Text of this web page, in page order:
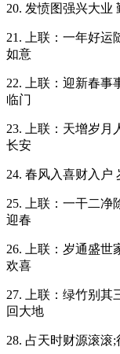
20. 发愤图强兴大业
21. 上联：一年好运
如意
22. 上联：迎新春事
临门
23. 上联：天增岁月
长安
24. 春风入喜财入户
25. 上联：一干二净
迎春
26. 上联：岁通盛世
欢喜
27. 上联：绿竹别其
回大地
28. 占天时财源滚滚